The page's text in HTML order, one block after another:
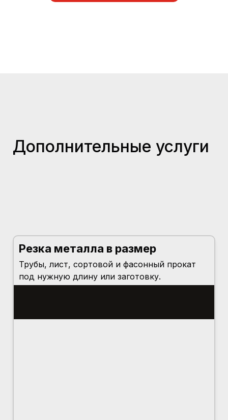
Дополнительные услуги
Резка металла в размер
Трубы, лист, сортовой и фасонный прокат
под нужную длину или заготовку.